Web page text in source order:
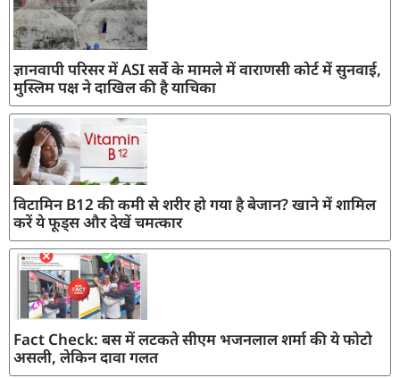
ज्ञानवापी परिसर में ASI सर्वे के मामले में वाराणसी कोर्ट में सुनवाई,
मुस्लिम पक्ष ने दाखिल की है याचिका
विटामिन B12 की कमी से शरीर हो गया है बेजान? खाने में शामिल
करें ये फूड्स और देखें चमत्कार
Fact Check: बस में लटकते सीएम भजनलाल शर्मा की ये फोटो
असली, लेकिन दावा गलत